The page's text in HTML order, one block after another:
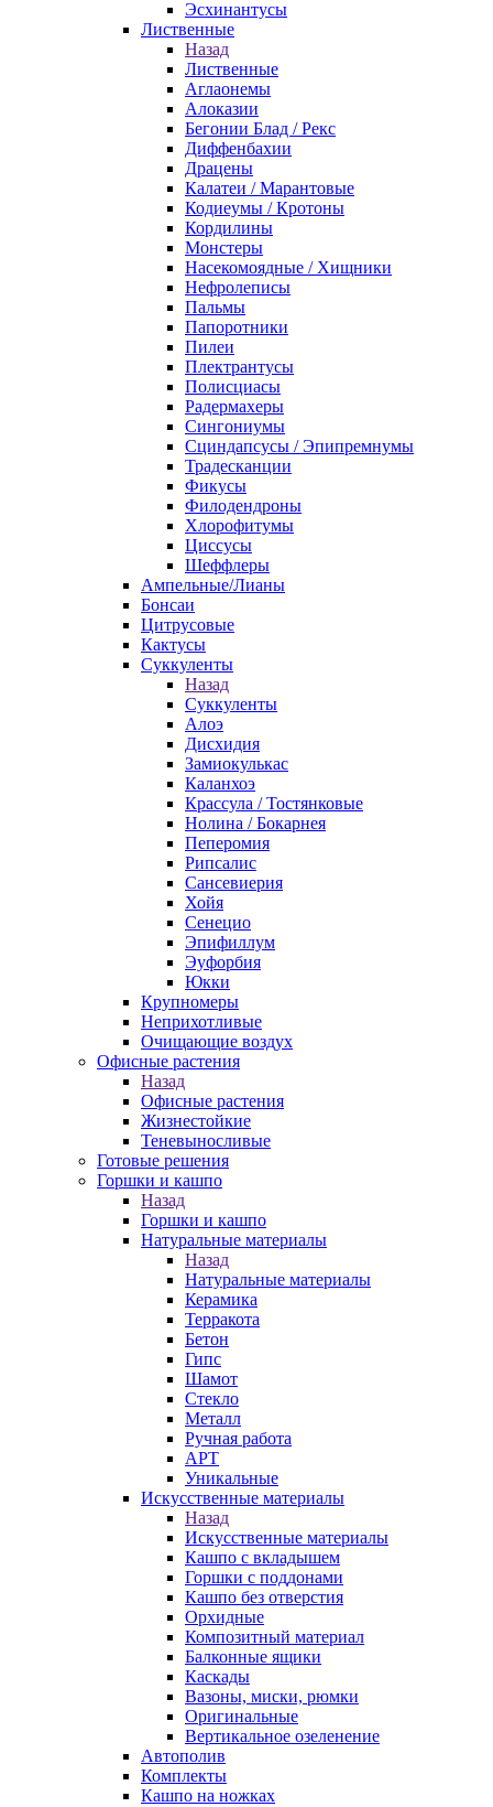
Эсхинантусы
Лиственные
Назад
Лиственные
Аглаонемы
Алоказии
Бегонии Блад / Рекс
Диффенбахии
Драцены
Калатеи / Марантовые
Кодиеумы / Кротоны
Кордилины
Монстеры
Насекомоядные / Хищники
Нефролеписы
Пальмы
Папоротники
Пилеи
Плектрантусы
Полисциасы
Радермахеры
Сингониумы
Сциндапсусы / Эпипремнумы
Традесканции
Фикусы
Филодендроны
Хлорофитумы
Циссусы
Шеффлеры
Ампельные/Лианы
Бонсаи
Цитрусовые
Кактусы
Суккуленты
Назад
Суккуленты
Алоэ
Дисхидия
Замиокулькас
Каланхоэ
Крассула / Тостянковые
Нолина / Бокарнея
Пеперомия
Рипсалис
Сансевиерия
Хойя
Сенецио
Эпифиллум
Эуфорбия
Юкки
Крупномеры
Неприхотливые
Очищающие воздух
Офисные растения
Назад
Офисные растения
Жизнестойкие
Теневыносливые
Готовые решения
Горшки и кашпо
Назад
Горшки и кашпо
Натуральные материалы
Назад
Натуральные материалы
Керамика
Терракота
Бетон
Гипс
Шамот
Стекло
Металл
Ручная работа
АРТ
Уникальные
Искусственные материалы
Назад
Искусственные материалы
Кашпо с вкладышем
Горшки с поддонами
Кашпо без отверстия
Орхидные
Композитный материал
Балконные ящики
Каскады
Вазоны, миски, рюмки
Оригинальные
Вертикальное озеленение
Автополив
Комплекты
Кашпо на ножках